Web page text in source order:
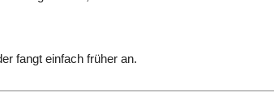
fangt einfach früher an.